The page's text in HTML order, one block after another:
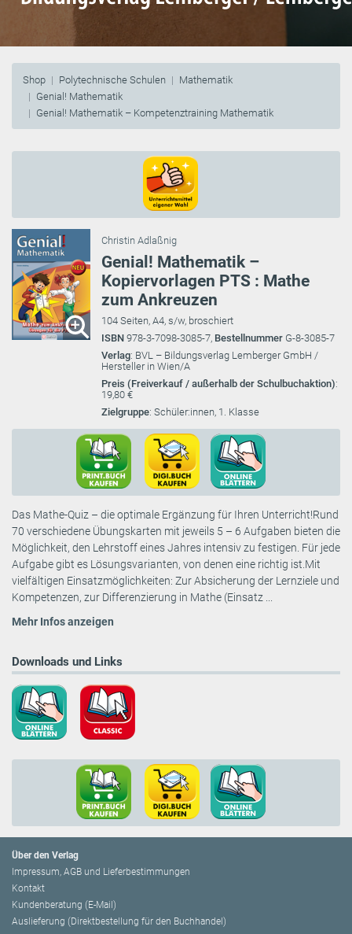
Shop Polytechnische Schulen
Mathematik
Genial! Mathematik
Genial! Mathematik – Kompetenztraining Mathematik
Christin Adlaßnig
Genial! Mathematik –
Kopiervorlagen PTS : Mathe
zum Ankreuzen
104 Seiten, A4, s/w, broschiert
ISBN 978-3-7098-3085-7, Bestellnummer G-8-3085-7
Verlag: BVL – Bildungsverlag Lemberger GmbH /
Hersteller in Wien/A
Preis (Freiverkauf / außerhalb der Schulbuchaktion):
19,80 €
Zielgruppe: Schüler:innen, 1. Klasse
Das Mathe-Quiz – die optimale Ergänzung für Ihren Unterricht!Rund
70 verschiedene Übungskarten mit jeweils 5 – 6 Aufgaben bieten die
Möglichkeit, den Lehrstoff eines Jahres intensiv zu festigen. Für jede
Aufgabe gibt es Lösungsvarianten, von denen eine richtig ist.Mit
vielfältigen Einsatzmöglichkeiten: Zur Absicherung der Lernziele und
Kompetenzen, zur Differenzierung in Mathe (Einsatz ...
Mehr Infos anzeigen
Downloads und Links
Über den Verlag
Impressum, AGB und Lieferbestimmungen
Kontakt
Kundenberatung (E-Mail)
Auslieferung (Direktbestellung für den Buchhandel)